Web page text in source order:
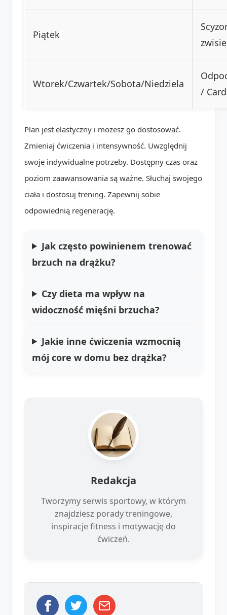
Piątek
Wtorek/Czwartek/Sobota/Niedziela
/
Plan jest elastyczny i możesz go dostosować.
Zmieniaj ćwiczenia i intensywność. Uwzględnij
swoje indywidualne potrzeby. Dostępny czas oraz
poziom zaawansowania są ważne. Słuchaj swojego
ciała i dostosuj trening. Zapewnij sobie
odpowiednią regenerację.
Jak często powinienem trenować
brzuch na drążku?
Czy dieta ma wpływ na
widoczność mięśni brzucha?
Jakie inne ćwiczenia wzmocnią
mój core w domu bez drążka?
Redakcja
Tworzymy serwis sportowy, w którym
znajdziesz porady treningowe,
inspiracje fitness i motywację do
ćwiczeń.